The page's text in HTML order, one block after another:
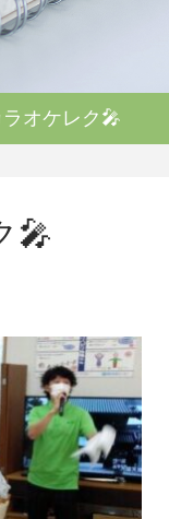
オケレク🎤
🎤